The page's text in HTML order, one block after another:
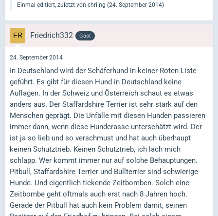
Einmal editiert, zuletzt von chriing (24. September 2014)
Friedrich332 Gast
24. September 2014
In Deutschland wird der Schäferhund in keiner Roten Liste
geführt. Es gibt für diesen Hund in Deutschland keine
Auflagen. In der Schweiz und Österreich schaut es etwas
anders aus. Der Staffardshire Terrier ist sehr stark auf den
Menschen geprägt. Die Unfälle mit diesen Hunden passieren
immer dann, wenn diese Hunderasse unterschätzt wird. Der
ist ja so lieb und so verschmust und hat auch überhaupt
keinen Schutztrieb. Keinen Schutztrieb, ich lach mich
schlapp. Wer kommt immer nur auf solche Behauptungen.
Pitbull, Staffardshire Terrier und Bullterrier sind schwierige
Hunde. Und eigentlich tickende Zeitbomben. Solch eine
Zeitbombe geht oftmals auch erst nach 8 Jahren hoch.
Gerade der Pitbull hat auch kein Problem damit, seinen